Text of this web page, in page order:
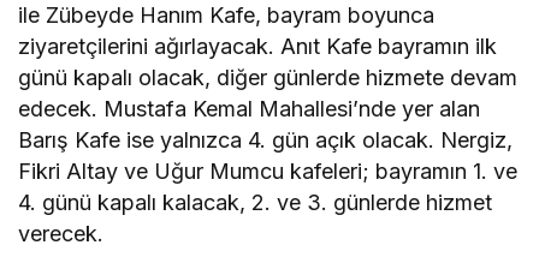
ile Zübeyde Hanım Kafe, bayram boyunca
ziyaretçilerini ağırlayacak. Anıt Kafe bayramın ilk
günü kapalı olacak, diğer günlerde hizmete devam
edecek. Mustafa Kemal Mahallesi’nde yer alan
Barış Kafe ise yalnızca 4. gün açık olacak. Nergiz,
Fikri Altay ve Uğur Mumcu kafeleri; bayramın 1. ve
4. günü kapalı kalacak, 2. ve 3. günlerde hizmet
verecek.